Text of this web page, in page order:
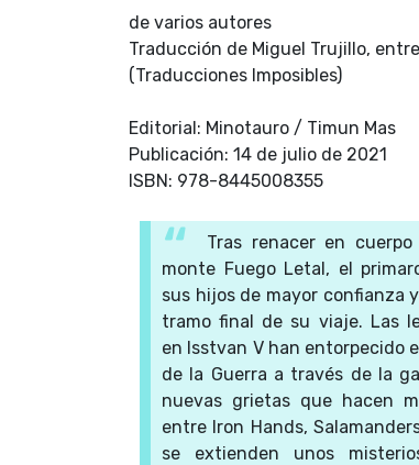
de varios autores
Traducción de Miguel Trujillo,
(Traducciones Imposibles)
Editorial: Minotauro / Timun Mas
Publicación: 14 de julio de 2021
ISBN: 978-8445008355
Tras renacer en
monte Fuego Letal, el
sus hijos de mayor confianza
tramo final de su viaje. Las
en Isstvan V han entorpecido
de la Guerra a través de la
nuevas grietas que hacen
entre Iron Hands,
se extienden unos